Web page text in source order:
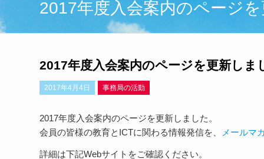
2017年度入会案内のページを
2017年度入会案内のページを更新しま
2017年4月4日 事務局の活動
2017年度入会案内のページを更新しました。
会員の皆様の教育とICTに関わる情報発信を、
メールマ
詳細は下記Webサイトをご確認ください。